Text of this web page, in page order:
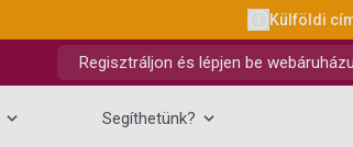
Külföldi
Regisztráljon és lépjen be
Segíthetünk?